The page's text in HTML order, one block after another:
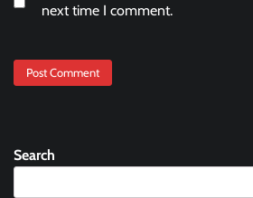
next time I comment.
Search